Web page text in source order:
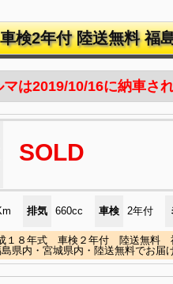
検2年付 陸送無料 福
は2019/10/16に納車され
SOLD
排気 660cc 車検 2年付
８年式 車検２年付 陸送無料
県内・宮城県内・陸送無料でお届